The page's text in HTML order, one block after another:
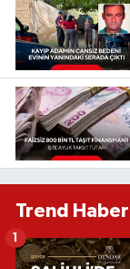
Trend
1